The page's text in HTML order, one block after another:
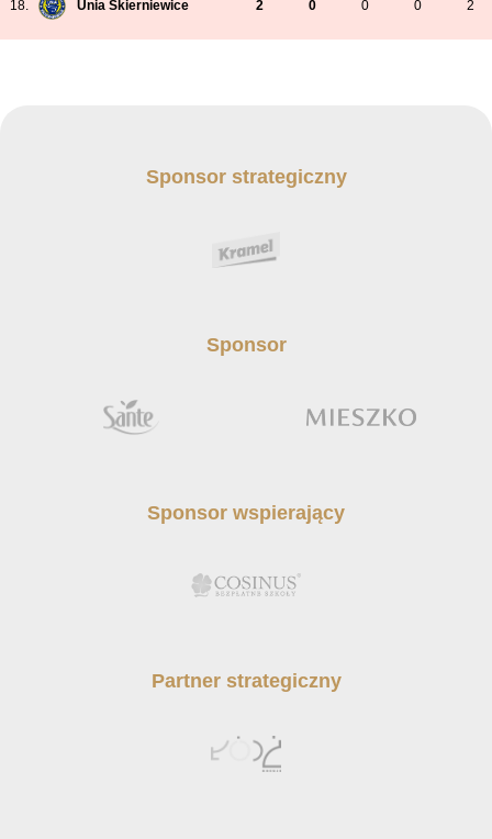
18. Unia Skierniewice 2 0 0 0 2
Sponsor strategiczny
Sponsor
Sponsor wspierający
Partner strategiczny